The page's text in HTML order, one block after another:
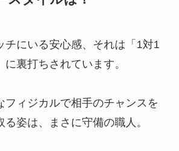
チにいる安心感、それは「1対1
裏打ちされています。
フィジカルで相手のチャンスを
姿は、まさに守備の職人。